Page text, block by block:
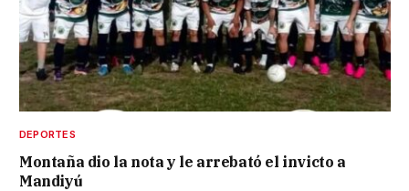
DEPORTES
Montaña dio la nota y le arrebató el invicto a
Mandiyú